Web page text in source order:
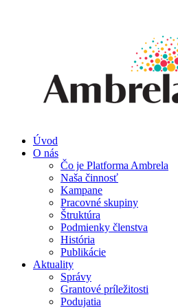
Úvod
O nás
Čo je Platforma Ambrela
Naša činnosť
Kampane
Pracovné skupiny
Štruktúra
Podmienky členstva
História
Publikácie
Aktuality
Správy
Grantové príležitosti
Podujatia